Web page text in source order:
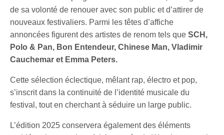
de sa volonté de renouer avec son public et d’attirer de
nouveaux festivaliers. Parmi les têtes d’affiche
annoncées figurent des artistes de renom tels queSCH,
Polo & Pan, Bon Entendeur, Chinese Man, Vladimir
Cauchemar et Emma Peters.
Cette sélection éclectique, mêlant rap, électro et pop,
s’inscrit dans la continuité de l’identité musicale du
festival, tout en cherchant à séduire un large public.
L’édition 2025 conservera également des éléments